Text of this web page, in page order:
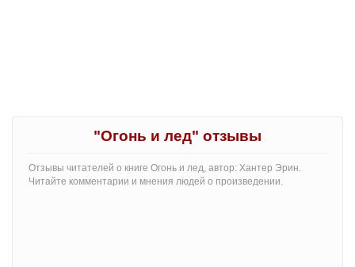
"Огонь и лед" отзывы
Отзывы читателей о книге Огонь и лед, автор: Хантер Эрин.
Читайте комментарии и мнения людей о произведении.